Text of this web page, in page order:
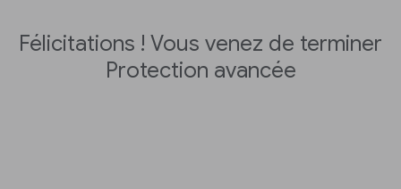
Félicitations ! Vous venez de terminer
Protection avancée